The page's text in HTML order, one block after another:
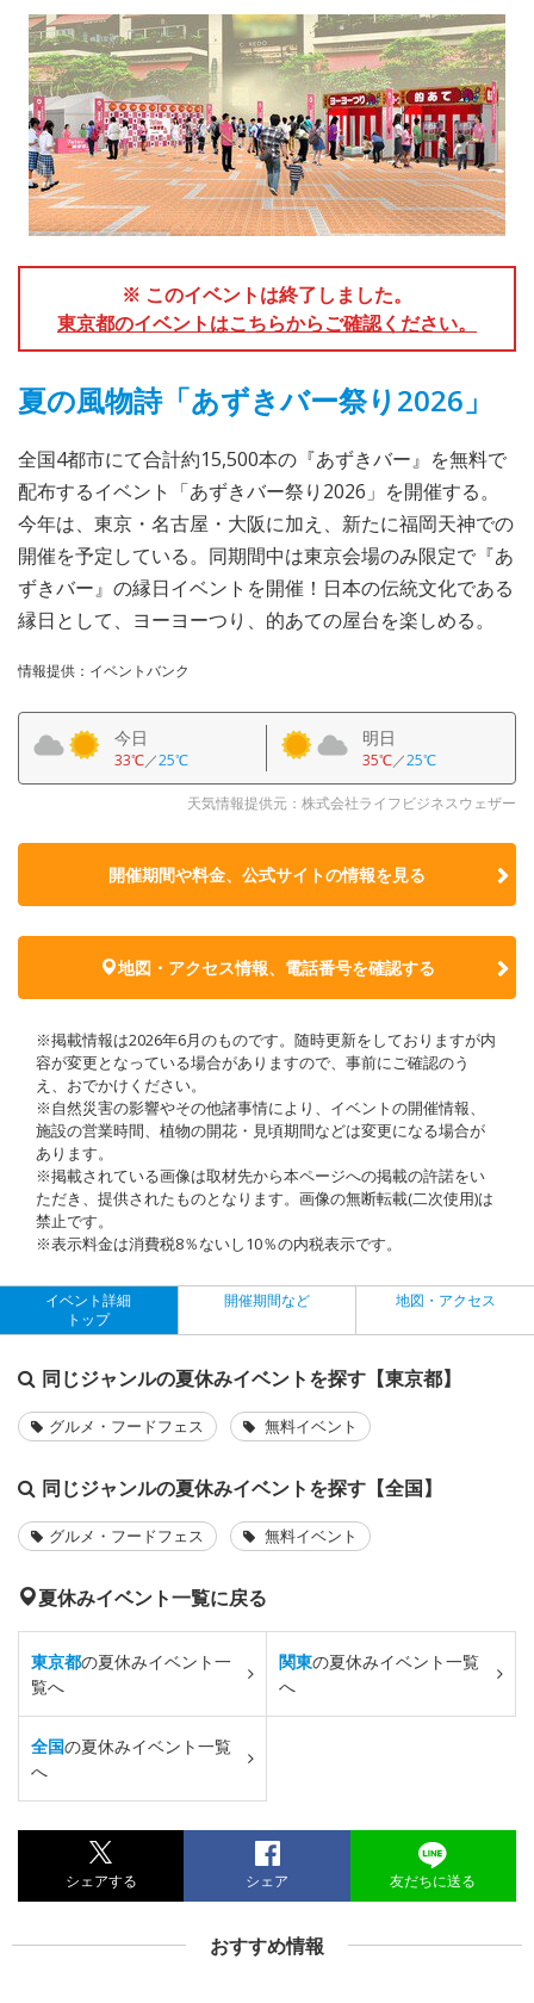
※ このイベントは終了しました。
東京都のイベントはこちらからご確認ください。
夏の風物詩「あずきバー祭り2026」
全国4都市にて合計約15,500本の『あずきバー』を無料で
配布するイベント「あずきバー祭り2026」を開催する。
今年は、東京・名古屋・大阪に加え、新たに福岡天神での
開催を予定している。同期間中は東京会場のみ限定で『あ
ずきバー』の縁日イベントを開催！日本の伝統文化である
縁日として、ヨーヨーつり、的あての屋台を楽しめる。
情報提供：イベントバンク
今日
33℃／25℃
明日
35℃／25℃
天気情報提供元：株式会社ライフビジネスウェザー
開催期間や料金、公式サイトの情報を見る
地図・アクセス情報、電話番号を確認する
※掲載情報は2026年6月のものです。随時更新をしておりますが内
容が変更となっている場合がありますので、事前にご確認のう
え、おでかけください。
※自然災害の影響やその他諸事情により、イベントの開催情報、
施設の営業時間、植物の開花・見頃期間などは変更になる場合が
あります。
※掲載されている画像は取材先から本ページへの掲載の許諾をい
ただき、提供されたものとなります。画像の無断転載(二次使用)は
禁止です。
※表示料金は消費税8％ないし10％の内税表示です。
イベント詳細
トップ
開催期間など 地図・アクセス
同じジャンルの夏休みイベントを探す【東京都】
グルメ・フードフェス 無料イベント
同じジャンルの夏休みイベントを探す【全国】
グルメ・フードフェス 無料イベント
夏休みイベント一覧に戻る
東京都の夏休みイベント一
覧へ
関東の夏休みイベント一覧
へ
全国の夏休みイベント一覧
へ
シェアする シェア 友だちに送る
おすすめ情報